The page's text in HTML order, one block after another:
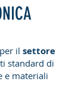
il settore
standard di
e materiali